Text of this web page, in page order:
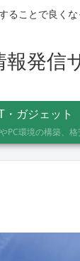
ることで良く
発信
・ガジェット